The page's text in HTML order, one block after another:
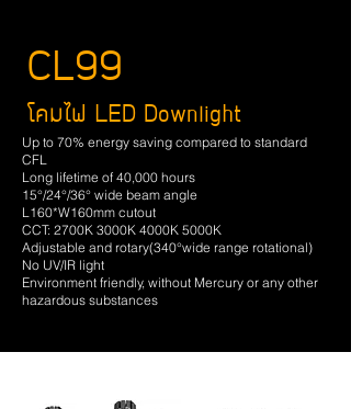
CL99
โคมไฟ LED Downlight
Up to 70% energy saving compared to standard
CFL
Long lifetime of 40,000 hours
15°/24°/36° wide beam angle
L160*W160mm cutout
CCT: 2700K 3000K 4000K 5000K
Adjustable and rotary(340°wide range rotational)
No UV/IR light
Environment friendly, without Mercury or any other
hazardous substances